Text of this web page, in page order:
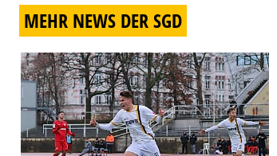
MEHR NEWS DER SGD